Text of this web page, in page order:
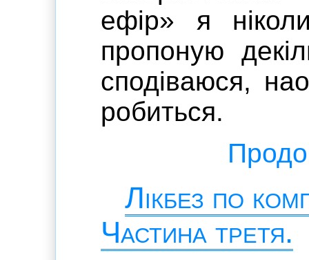
ефір» я
пропоную
сподіваюся,
робиться.
Лікбез по
Частина третя.